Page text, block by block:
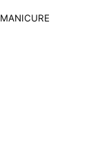
MANICURE